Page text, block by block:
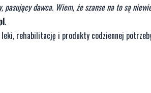
dawca. Wiem, że szanse na to są
.
leki, rehabilitację i produkty codziennej